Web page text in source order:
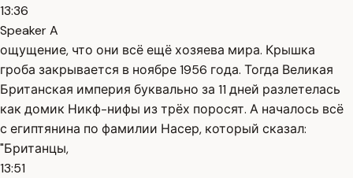
13:36
Speaker A
ощущение, что они всё ещё хозяева мира. Крышка
гроба закрывается в ноябре 1956 года. Тогда Великая
Британская империя буквально за 11 дней разлетелась
как домик Никф-нифы из трёх поросят. А началось всё
с египтянина по фамилии Насер, который сказал:
"Британцы,
13:51